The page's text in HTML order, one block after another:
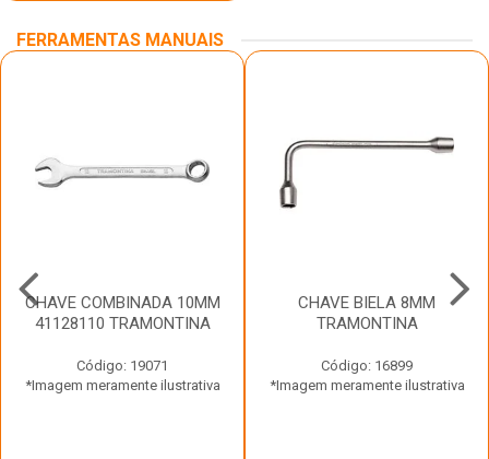
FERRAMENTAS MANUAIS
CHAVE COMBINADA 10MM
41128110 TRAMONTINA
Código: 19071
*Imagem meramente ilustrativa
CHAVE BIELA 8MM
TRAMONTINA
Código: 16899
*Imagem meramente ilustrativa